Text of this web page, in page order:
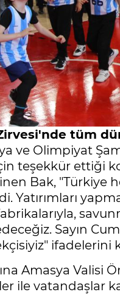
tüm
ve Olimpiyat
teşekkür ettiği
Bak, "Türkiye
Yatırımları
Sayın
ifadelerini
Amasya Valisi
ile vatandaşlar